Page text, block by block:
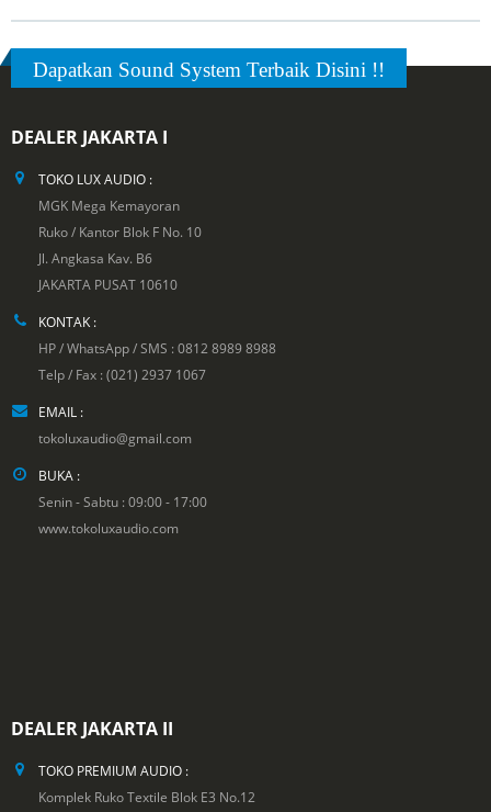
Dapatkan Sound System Terbaik Disini !!
DEALER JAKARTA I
TOKO LUX AUDIO :
MGK Mega Kemayoran
Ruko / Kantor Blok F No. 10
Jl. Angkasa Kav. B6
JAKARTA PUSAT 10610
KONTAK :
HP / WhatsApp / SMS : 0812 8989 8988
Telp / Fax : (021) 2937 1067
EMAIL :
tokoluxaudio@gmail.com
BUKA :
Senin - Sabtu : 09:00 - 17:00
www.tokoluxaudio.com
DEALER JAKARTA II
TOKO PREMIUM AUDIO :
Komplek Ruko Textile Blok E3 No.12